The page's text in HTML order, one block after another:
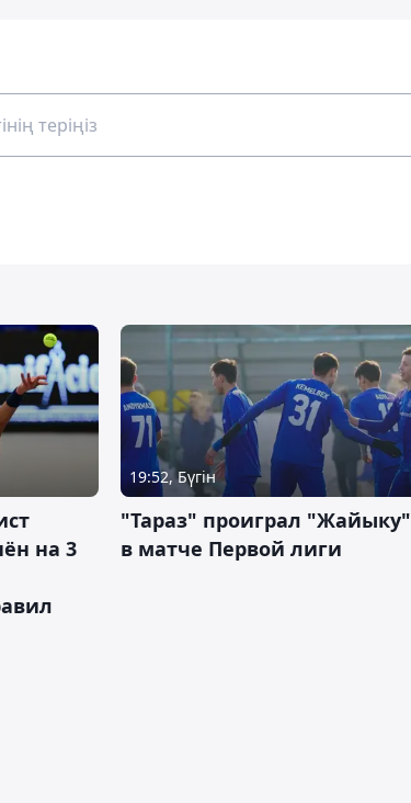
на 3
19:52, Бүгін
"Тараз" проиграл "Жайыку"
в матче Первой лиги